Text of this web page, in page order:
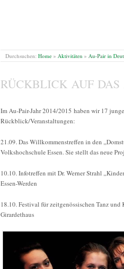
Durchsuchen: Home » Aktivitäten » Au-Pair in
RÜCKBLICK AUF DAS
Im Au-Pair-Jahr 2014/2015 haben wir 17
Rückblick/Veranstaltungen:
21.09. Das Willkommenstreffen in den
Volkshochschule Essen. Sie stellt das neue
10.10. Infotreffen mit Dr. Werner Strahl
Essen-Werden
18.10. Festival für zeitgenössischen Tanz
Girardethaus